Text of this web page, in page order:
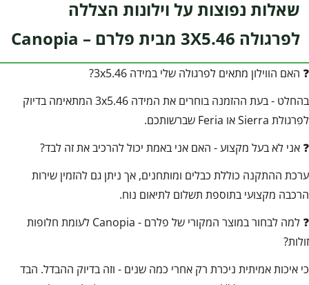
שאלות נפוצות על וילונות הצללה
לפרגולה 3X5.46 מבית פלרם – Canopia
❓ האם הווילון מתאים לפרגולה שלי במידה 3x5.46?
בהחלט - בעת ההזמנה בוחרים את המידה 3x5.46 המתאימה בדיוק
לפרגולת Sierra או Feria שברשותכם.
❓ אני לא בעל מקצוע - האם אני באמת יכול להרכיב את זה לבד?
ערכת ההתקנה כוללת כבלים ומותחנים, אך ניתן גם להזמין שירות
הרכבה מקצועי בתוספת תשלום לתיאום נוח.
❓ למה לבחור במוצר המקורי של פלרם - Canopia לעומת חלופות
זולות?
כי איכות אמיתית ניכרת רק אחרי כמה שנים - וזה בדיוק ההבדל. הבד